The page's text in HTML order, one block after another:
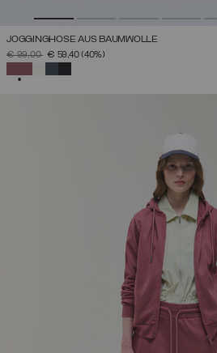
JOGGINGHOSE AUS BAUMWOLLE
PREIS REDUZIERT VON
€ 99,00AUF
€ 59,40(40%)